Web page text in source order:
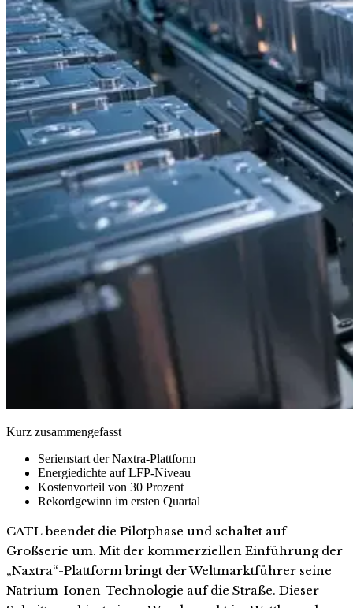
Kurz zusammengefasst
Serienstart der Naxtra-Plattform
Energiedichte auf LFP-Niveau
Kostenvorteil von 30 Prozent
Rekordgewinn im ersten Quartal
CATL beendet die Pilotphase und schaltet auf
Großserie um. Mit der kommerziellen Einführung der
„Naxtra“-Plattform bringt der Weltmarktführer seine
Natrium-Ionen-Technologie auf die Straße. Dieser